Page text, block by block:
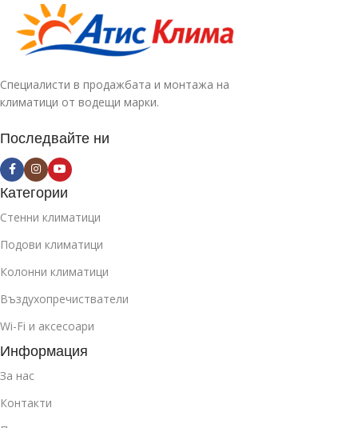
Специалисти в продажбата и монтажа на
климатици от водещи марки.
Последвайте ни
Категории
Стенни климатици
Подови климатици
Колонни климатици
Въздухопречистватели
Wi-Fi и аксесоари
Информация
За нас
Контакти